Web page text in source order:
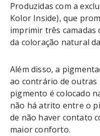
Produzidas com a
Kolor Inside), que
imprimir três camadas
da coloração natural
Além disso, a
ao contrário de outras
pigmento é colocado
não há atrito entre o
de não haver contato
maior conforto.